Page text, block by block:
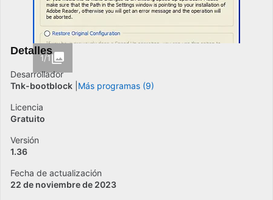
1/1
Detalles
Desarrollador
Tnk-bootblock Más programas (9)
Licencia
Gratuito
Versión
1.36
Fecha de actualización
22 de noviembre de 2023